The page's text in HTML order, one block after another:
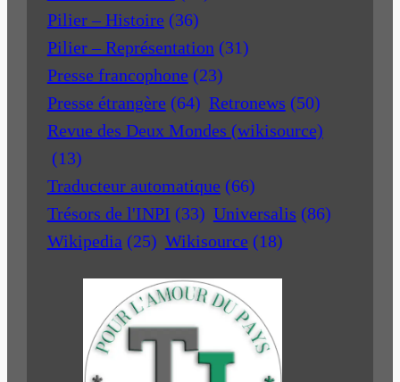
Pilier – Histoire (36)
Pilier – Représentation (31)
Presse francophone (23)
Presse étrangère (64) Retronews (50)
Revue des Deux Mondes (wikisource)
(13)
Traducteur automatique (66)
Trésors de l'INPI (33) Universalis (86)
Wikipedia (25) Wikisource (18)